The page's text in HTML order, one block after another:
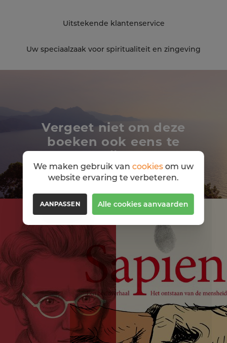
Uitstekende klantenservice
Uw speciaalzaak voor spiritualiteit en zingeving
Vergeet niet om deze
boeken ook eens te
bekijken
We maken gebruik van cookiesom uw
website ervaring te verbeteren.
AANPASSEN Alle cookies aanvaarden